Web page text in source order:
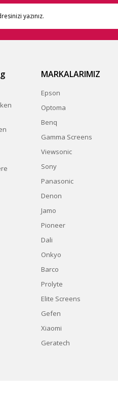
MARKALARIMIZ
Epson
Optoma
Benq
Gamma Screens
Viewsonic
Sony
Panasonic
Denon
Jamo
Pioneer
Dali
Onkyo
Barco
Prolyte
Elite Screens
Gefen
Xiaomi
Geratech